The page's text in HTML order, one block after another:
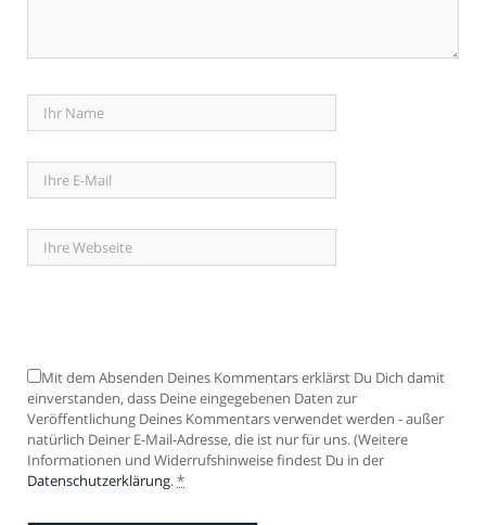
Mit dem Absenden Deines Kommentars erklärst Du Dich damit
einverstanden, dass Deine eingegebenen Daten zur
Veröffentlichung Deines Kommentars verwendet werden - außer
natürlich Deiner E-Mail-Adresse, die ist nur für uns. (Weitere
Informationen und Widerrufshinweise findest Du in der
Datenschutzerklärung.*